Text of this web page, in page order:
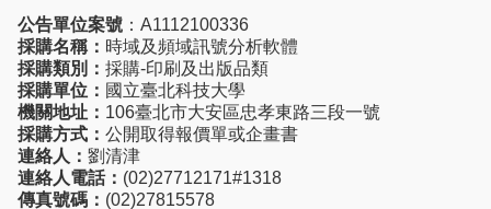
公告單位案號 ：A1112100336
採購名稱： 時域及頻域訊號分析軟體
採購類別： 採購-印刷及出版品類
採購單位： 國立臺北科技大學
機關地址： 106臺北市大安區忠孝東路三段一號
採購方式： 公開取得報價單或企畫書
連絡人： 劉清津
連絡人電話： (02)27712171#1318
傳真號碼： (02)27815578